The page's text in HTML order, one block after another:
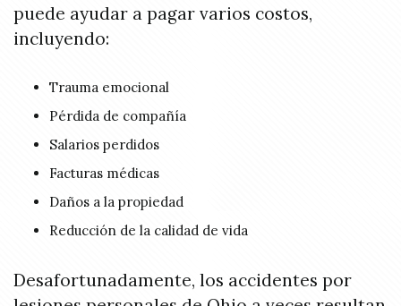
puede ayudar a pagar varios costos,
incluyendo:
Trauma emocional
Pérdida de compañía
Salarios perdidos
Facturas médicas
Daños a la propiedad
Reducción de la calidad de vida
Desafortunadamente, los accidentes por